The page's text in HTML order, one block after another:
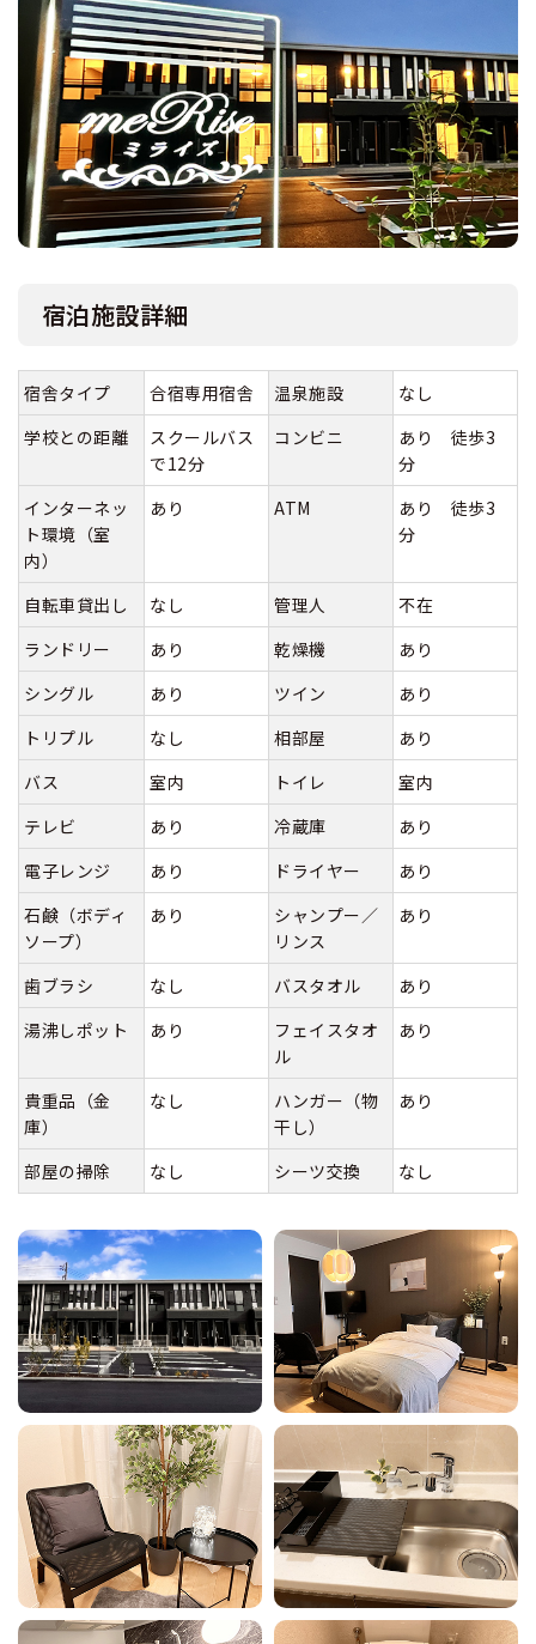
宿泊施設詳細
宿舎タイプ 合宿専用宿舎 温泉施設
なし
学校との距離
スクールバス
で12分
コンビニ
あり 徒歩3
分
インターネッ
ト環境（室
内）
あり ATM
あり 徒歩3
分
自転車貸出し なし 管理人
不在
ランドリー
あり 乾燥機
あり
シングル
あり ツイン
あり
トリプル
なし 相部屋
あり
バス
室内 トイレ
室内
テレビ
あり 冷蔵庫
あり
電子レンジ
あり ドライヤー
あり
石鹸（ボディ
ソープ）
あり
シャンプー／
リンス
あり
歯ブラシ なし バスタオル
あり
湯沸しポット
あり
フェイスタオ
ル
あり
貴重品（金
庫）
なし
ハンガー（物
干し）
あり
部屋の掃除 なし シーツ交換 なし